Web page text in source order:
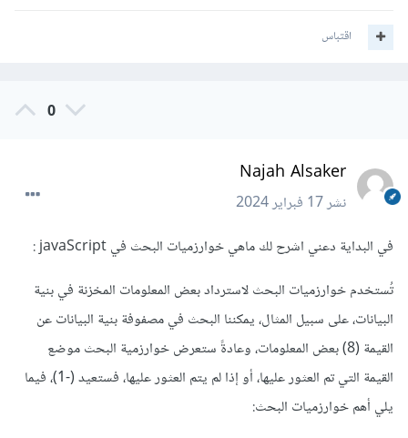
اقتباس
0
Najah Alsaker
نشر17 فبراير 2024
في البداية دعني اشرح لك ماهي خوارزميات البحث في javaScript
:
تُستخدم خوارزميات البحث لاسترداد بعض المعلومات المخزنة في بنية
البيانات، على سبيل المثال، يمكننا البحث في مصفوفة بنية البيانات عن
القيمة (8) بعض المعلومات، وعادةً ستعرض خوارزمية البحث موضع
القيمة التي تم العثور عليها، أو إذا لم يتم العثور عليها، فستعيد (-1)، فيما
يلي أهم خوارزميات البحث: